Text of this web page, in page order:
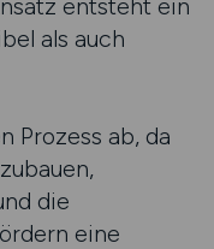
entsteht ein
als auch
Prozess ab, da
die
eine